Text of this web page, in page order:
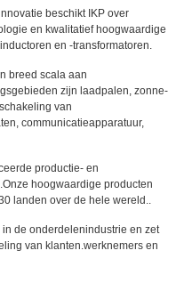
beschikt IKP over
en kwalitatief hoogwaardige
en -transformatoren.
breed scala aan
zijn laadpalen, zonne-
van
communicatieapparatuur,
productie- en
hoogwaardige producten
landen over de hele wereld..
de onderdelenindustrie en zet
van klanten.werknemers en